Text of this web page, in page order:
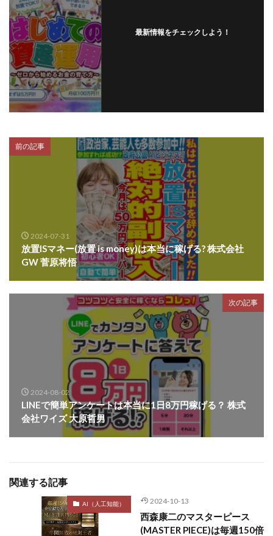
最新情報をチェックしよう！
前の記事
2024-07-31
放置ISマネー(放置 is money)は本当に稼げる? 株式会社
GW 菅原将悟
次の記事
2024-08-02
LINEで簡単アンケートは本当に1日8万円稼げる？ 株式
会社ワイズ 大原哲男
関連する記事
AI（人工知能） 2024-10-13
西森康二のマスターピース
(MASTER PIECE)は毎週150倍
プラチナメソッド2024
フラットワーク
フリー株式会社
フルーツ(スマホをタップするだけ!?)
ほったらかしFX運営事務局
김 가싸